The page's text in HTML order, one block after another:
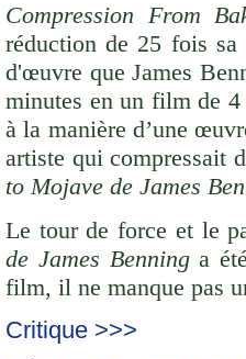
Compression From
réduction de 25 fois
d'œuvre que James
minutes en un film de
à la manière d’une
artiste qui compressait
to Mojave de James
Le tour de force et le
de James Benninga
film, il ne manque pas
Critique >>>